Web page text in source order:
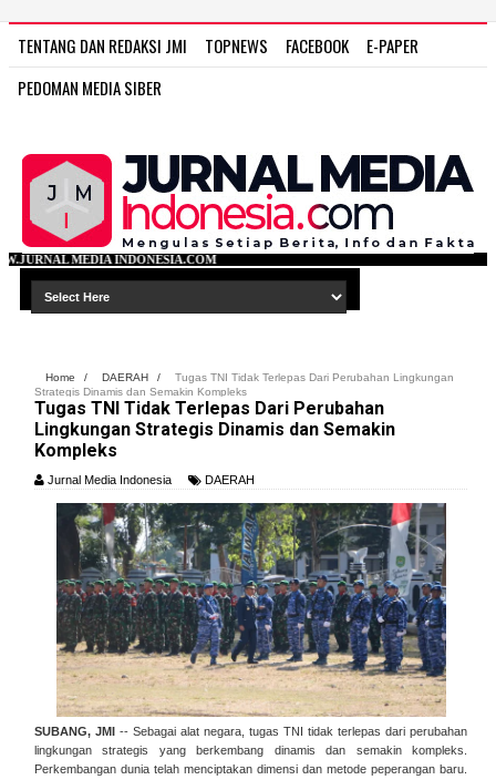
TENTANG DAN REDAKSI JMI TOPNEWS FACEBOOK
E-PAPER
PEDOMAN MEDIA SIBER
Home / DAERAH /
Tugas TNI Tidak Terlepas Dari Perubahan Lingkungan
Strategis Dinamis dan Semakin Kompleks
Tugas TNI Tidak Terlepas Dari Perubahan
Lingkungan Strategis Dinamis dan Semakin
Kompleks
Jurnal Media Indonesia DAERAH
SUBANG, JMI
-- Sebagai alat negara, tugas TNI tidak terlepas dari perubahan
lingkungan strategis yang berkembang dinamis dan semakin kompleks.
Perkembangan dunia telah menciptakan dimensi dan metode peperangan baru.